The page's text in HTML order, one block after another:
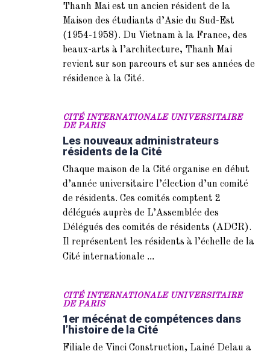
Thanh Mai est un ancien résident de la
Maison des étudiants d’Asie du Sud-Est
(1954-1958). Du Vietnam à la France, des
beaux-arts à l’architecture, Thanh Mai
revient sur son parcours et sur ses années de
résidence à la Cité.
CITÉ INTERNATIONALE UNIVERSITAIRE
DE PARIS
Les nouveaux administrateurs
résidents de la Cité
Chaque maison de la Cité organise en début
d’année universitaire l’élection d’un comité
de résidents. Ces comités comptent 2
délégués auprès de L’Assemblée des
Délégués des comités de résidents (ADCR).
Il représentent les résidents à l’échelle de la
Cité internationale ...
CITÉ INTERNATIONALE UNIVERSITAIRE
DE PARIS
1er mécénat de compétences dans
l’histoire de la Cité
Filiale de Vinci Construc­tion, Lainé Delau a